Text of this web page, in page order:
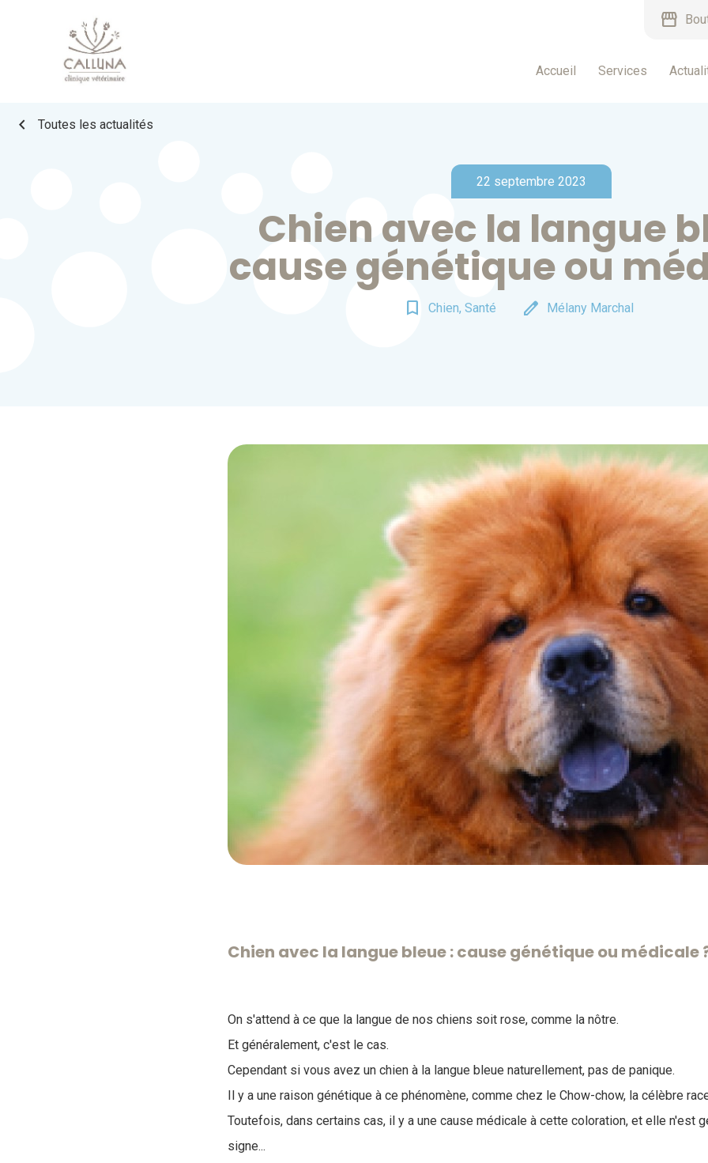
storefront
Accueil Services
chevron_left Toutes les actualités
22 septembre 2023
Chien avec la langue
cause génétique ou
bookmark_border Chien, Santé edit Mélany Marchal
Chien avec la langue bleue : cause génétique ou médicale
On s'attend à ce que la langue de nos chiens soit rose, comme la nôtre.
Et généralement, c'est le cas.
Cependant si vous avez un chien à la langue bleue naturellement, pas de panique.
Il y a une raison génétique à ce phénomène, comme chez le Chow-chow, la célèbre
Toutefois, dans certains cas, il y a une cause médicale à cette coloration, et elle n'est
signe...